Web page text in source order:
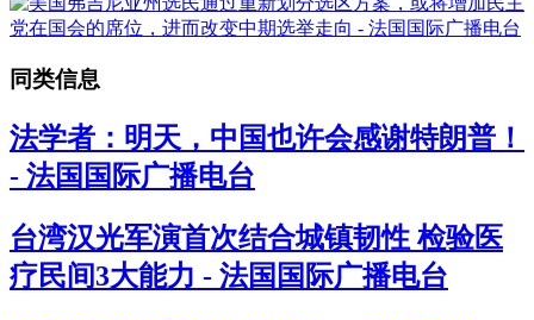
同类信息
法学者：明天，中国也许会感谢特朗普！
- 法国国际广播电台
台湾汉光军演首次结合城镇韧性 检验医
疗民间3大能力 - 法国国际广播电台